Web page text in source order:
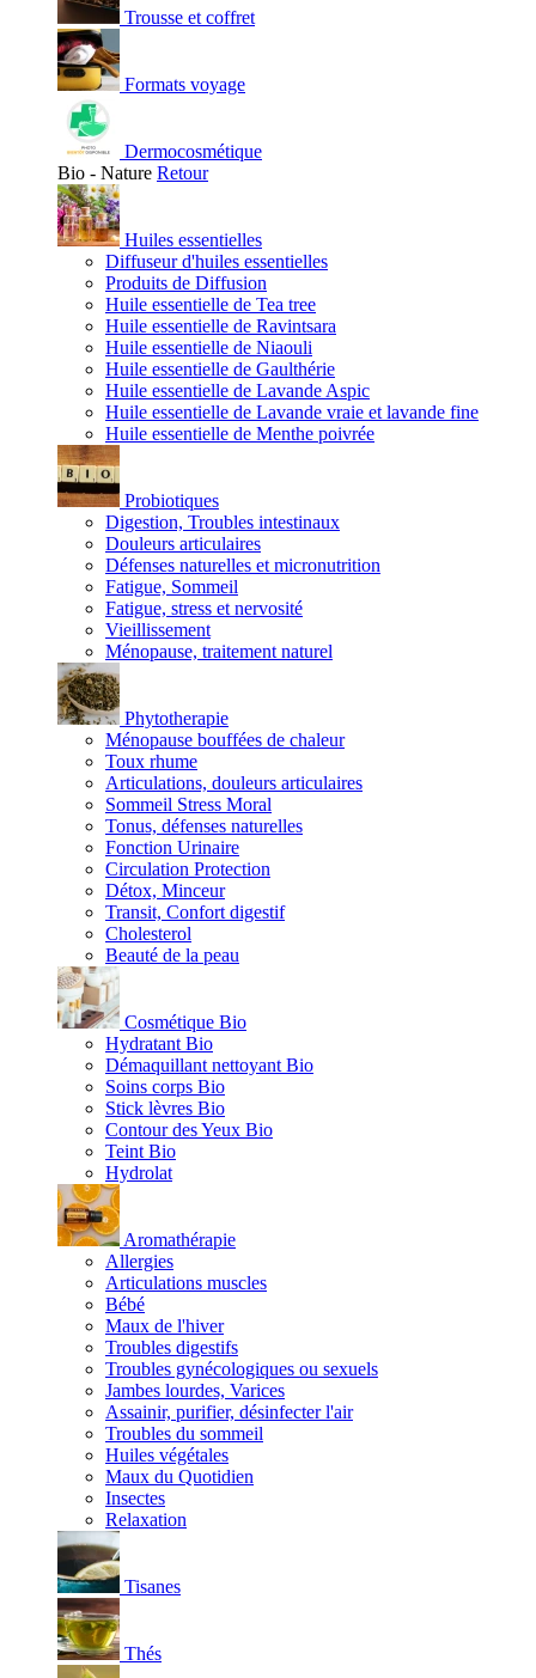
Trousse et coffret
Formats voyage
Dermocosmétique
Bio - Nature Retour
Huiles essentielles
Diffuseur d'huiles essentielles
Produits de Diffusion
Huile essentielle de Tea tree
Huile essentielle de Ravintsara
Huile essentielle de Niaouli
Huile essentielle de Gaulthérie
Huile essentielle de Lavande Aspic
Huile essentielle de Lavande vraie et lavande fine
Huile essentielle de Menthe poivrée
Probiotiques
Digestion, Troubles intestinaux
Douleurs articulaires
Défenses naturelles et micronutrition
Fatigue, Sommeil
Fatigue, stress et nervosité
Vieillissement
Ménopause, traitement naturel
Phytotherapie
Ménopause bouffées de chaleur
Toux rhume
Articulations, douleurs articulaires
Sommeil Stress Moral
Tonus, défenses naturelles
Fonction Urinaire
Circulation Protection
Détox, Minceur
Transit, Confort digestif
Cholesterol
Beauté de la peau
Cosmétique Bio
Hydratant Bio
Démaquillant nettoyant Bio
Soins corps Bio
Stick lèvres Bio
Contour des Yeux Bio
Teint Bio
Hydrolat
Aromathérapie
Allergies
Articulations muscles
Bébé
Maux de l'hiver
Troubles digestifs
Troubles gynécologiques ou sexuels
Jambes lourdes, Varices
Assainir, purifier, désinfecter l'air
Troubles du sommeil
Huiles végétales
Maux du Quotidien
Insectes
Relaxation
Tisanes
Thés